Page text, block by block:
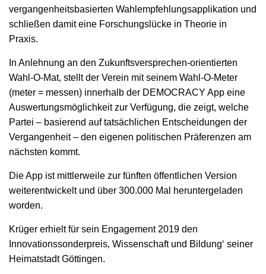
vergangenheitsbasierten Wahlempfehlungsapplikation und
schließen damit eine Forschungslücke in Theorie in
Praxis.
In Anlehnung an den Zukunftsversprechen-orientierten
Wahl-O-Mat, stellt der Verein mit seinem Wahl-O-Meter
(meter = messen) innerhalb der DEMOCRACY App eine
Auswertungsmöglichkeit zur Verfügung, die zeigt, welche
Partei – basierend auf tatsächlichen Entscheidungen der
Vergangenheit – den eigenen politischen Präferenzen am
nächsten kommt.
Die App ist mittlerweile zur fünften öffentlichen Version
weiterentwickelt und über 300.000 Mal heruntergeladen
worden.
Krüger erhielt für sein Engagement 2019 den
Innovationssonderpreis‚ Wissenschaft und Bildung‘ seiner
Heimatstadt Göttingen.